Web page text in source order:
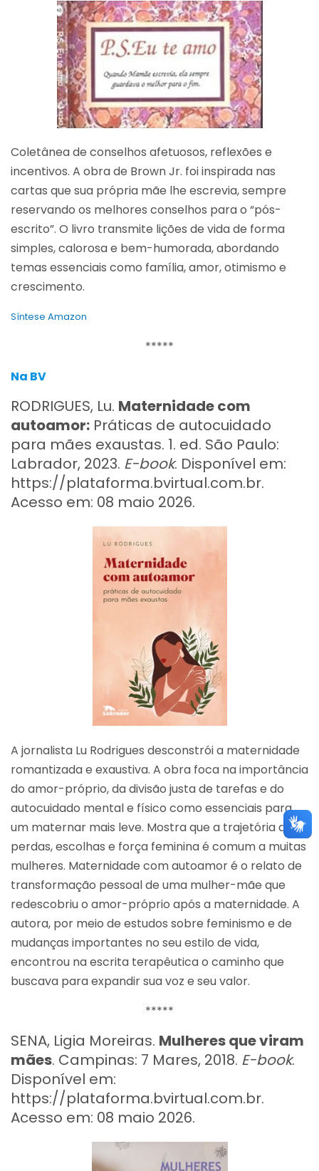
Coletânea de conselhos afetuosos, reflexões e
incentivos. A obra de Brown Jr. foi inspirada nas
cartas que sua própria mãe lhe escrevia, sempre
reservando os melhores conselhos para o “pós-
escrito”. O livro transmite lições de vida de forma
simples, calorosa e bem-humorada, abordando
temas essenciais como família, amor, otimismo e
crescimento.
Síntese Amazon
*****
Na BV
RODRIGUES, Lu. Maternidade com
autoamor: Práticas de autocuidado
para mães exaustas. 1. ed. São Paulo:
Labrador, 2023. E-book. Disponível em:
https://plataforma.bvirtual.com.br.
Acesso em: 08 maio 2026.
A jornalista Lu Rodrigues desconstrói a maternidade
romantizada e exaustiva. A obra foca na importância
do amor-próprio, da divisão justa de tarefas e do
autocuidado mental e físico como essenciais para
um maternar mais leve. Mostra que a trajetória de
perdas, escolhas e força feminina é comum a muitas
mulheres. Maternidade com autoamor é o relato de
transformação pessoal de uma mulher-mãe que
redescobriu o amor-próprio após a maternidade. A
autora, por meio de estudos sobre feminismo e de
mudanças importantes no seu estilo de vida,
encontrou na escrita terapêutica o caminho que
buscava para expandir sua voz e seu valor.
*****
SENA, Ligia Moreiras. Mulheres que viram
mães. Campinas: 7 Mares, 2018. E-book.
Disponível em:
https://plataforma.bvirtual.com.br.
Acesso em: 08 maio 2026.